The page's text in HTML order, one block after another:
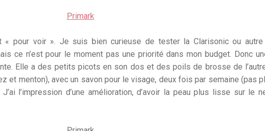
« pour voir ». Je suis bien curieuse de tester la Clarisonic ou
ce n’est pour le moment pas une priorité dans mon budget. Donc
Elle a des petits picots en son dos et des poils de brosse de
et menton), avec un savon pour le visage, deux fois par semaine (pas
l’impression d’une amélioration, d’avoir la peau plus lisse sur le